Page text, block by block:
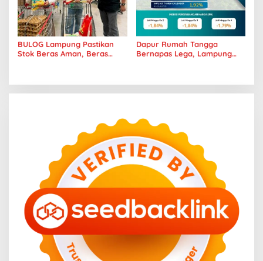
BULOG Lampung Pastikan
Stok Beras Aman, Beras
Dapur Rumah Tangga
Bernapas Lega, Lampung